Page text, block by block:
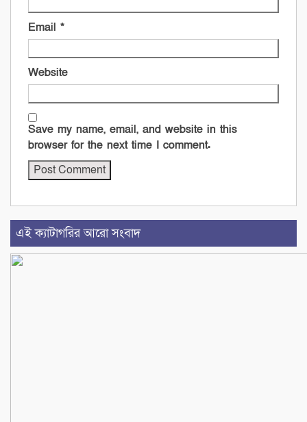
Email *
Website
Save my name, email, and website in this
browser for the next time I comment.
এই ক্যাটাগরির আরো সংবাদ